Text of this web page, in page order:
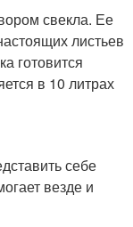
свекла. Ее
листьев
готовится
в 10 литрах
себе
везде и